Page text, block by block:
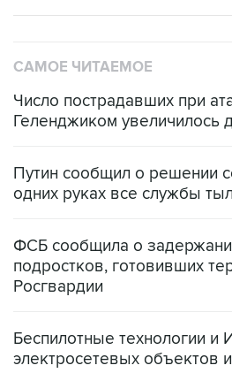
САМОЕ ЧИТАЕМОЕ
Число пострадавших при
Геленджиком увеличилось
Путин сообщил о решении
одних руках все службы
ФСБ сообщила о
подростков, готовивших
Росгвардии
Беспилотные технологии и
электросетевых объектов